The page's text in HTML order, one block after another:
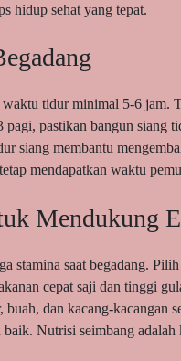
hidup sehat yang tepat.
tidur minimal 5-6 jam.
pastikan bangun siang
siang membantu
mendapatkan waktu
Mendukung
stamina saat begadang.
cepat saji dan tinggi
dan kacang-kacangan
Nutrisi seimbang